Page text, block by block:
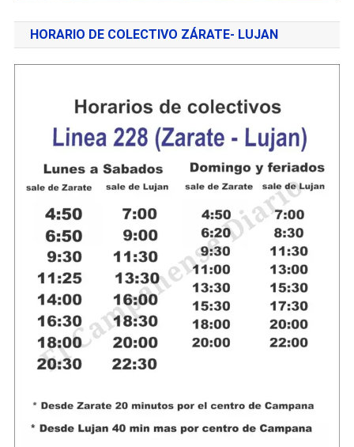
HORARIO DE COLECTIVO ZÁRATE- LUJAN